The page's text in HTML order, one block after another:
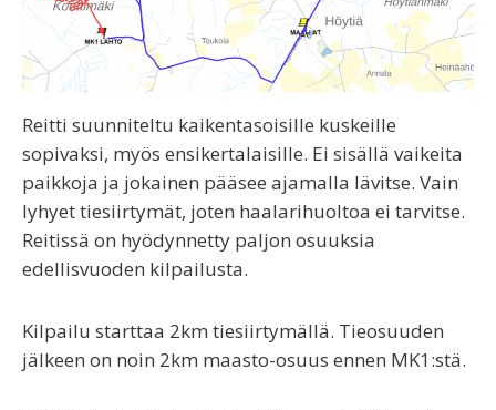
Reitti suunniteltu kaikentasoisille kuskeille
sopivaksi, myös ensikertalaisille. Ei sisällä vaikeita
paikkoja ja jokainen pääsee ajamalla lävitse. Vain
lyhyet tiesiirtymät, joten haalarihuoltoa ei tarvitse.
Reitissä on hyödynnetty paljon osuuksia
edellisvuoden kilpailusta.
Kilpailu starttaa 2km tiesiirtymällä. Tieosuuden
jälkeen on noin 2km maasto-osuus ennen MK1:stä.